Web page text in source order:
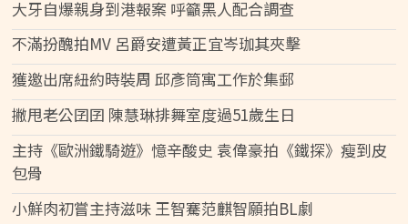
大牙自爆親身到港報案 呼籲黑人配合調查
不滿扮醜拍MV 呂爵安遭黃正宜岑珈其夾擊
獲邀出席紐約時裝周 邱彥筒寓工作於集郵
撇甩老公囝囝 陳慧琳排舞室度過51歲生日
主持《歐洲鐵騎遊》憶辛酸史 袁偉豪拍《鐵探》瘦到皮
包骨
小鮮肉初嘗主持滋味 王智騫范麒智願拍BL劇